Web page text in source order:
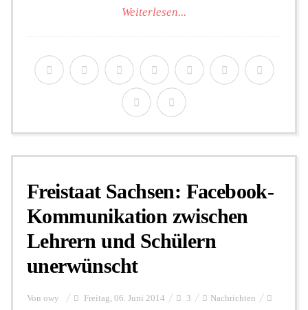
Weiterlesen...
Freistaat Sachsen: Facebook-
Kommunikation zwischen
Lehrern und Schülern
unerwünscht
Von owy Freitag, 06. Juni 2014 3 Nachrichten